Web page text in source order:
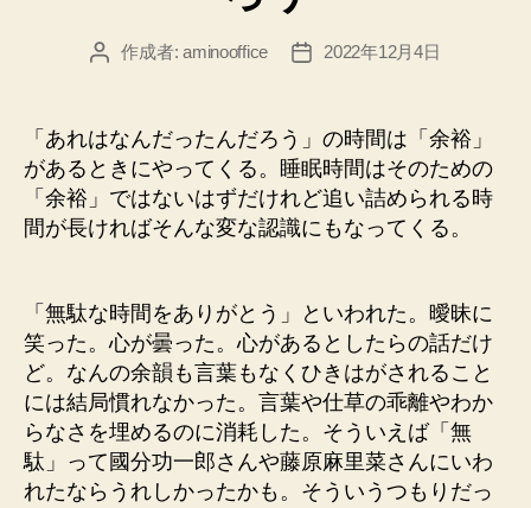
投
作成者:aminooffice
投
2022年12月4日
「あれはなんだったんだろう」の時間は「余裕」
があるときにやってくる。睡眠時間はそのための
「余裕」ではないはずだけれど追い詰められる時
間が長ければそんな変な認識にもなってくる。
「無駄な時間をありがとう」といわれた。曖昧に
笑った。心が曇った。心があるとしたらの話だけ
ど。なんの余韻も言葉もなくひきはがされること
には結局慣れなかった。言葉や仕草の乖離やわか
らなさを埋めるのに消耗した。そういえば「無
駄」って國分功一郎さんや藤原麻里菜さんにいわ
れたならうれしかったかも。そういうつもりだっ